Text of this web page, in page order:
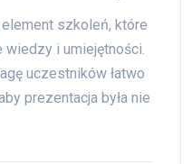
szkoleń, które
wiedzy i umiejętności.
uczestników łatwo
prezentacja była nie